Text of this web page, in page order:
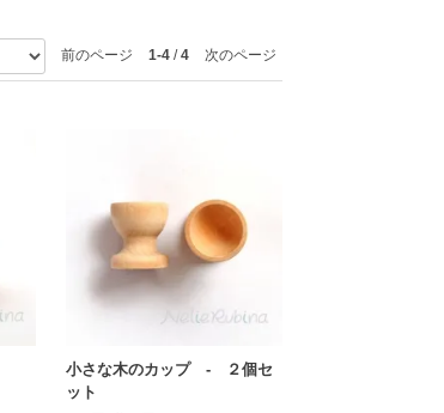
前のページ 1-4/4 次のページ
小さな木のカップ - ２個セ
ット